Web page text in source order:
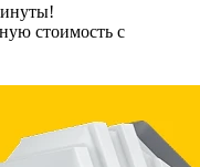
стоимость с